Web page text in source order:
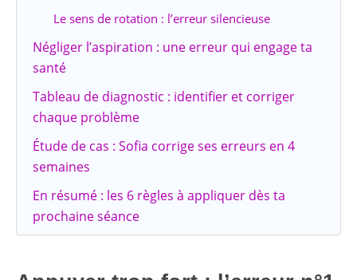
Le sens de rotation : l’erreur silencieuse
Négliger l’aspiration : une erreur qui engage ta
santé
Tableau de diagnostic : identifier et corriger
chaque problème
Étude de cas : Sofia corrige ses erreurs en 4
semaines
En résumé : les 6 règles à appliquer dès ta
prochaine séance